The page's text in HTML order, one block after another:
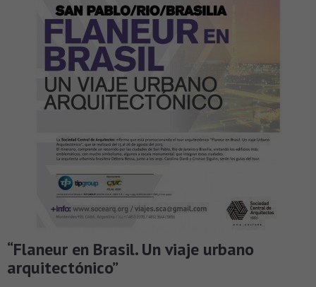
“Flaneur en Brasil. Un viaje urbano
arquitectónico”